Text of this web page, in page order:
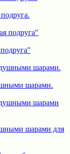
шарами.
шарами для